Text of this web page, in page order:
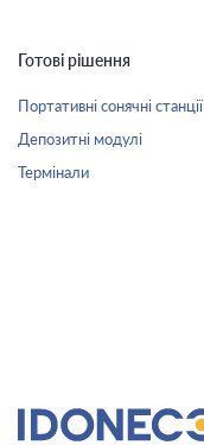
Готові рішення
Портативні сонячні станції
Депозитні модулі
Термінали